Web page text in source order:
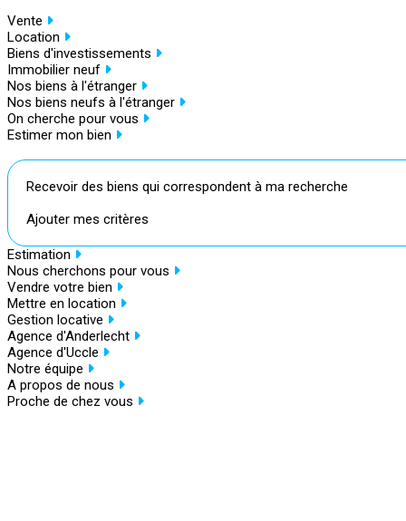
Vente
Location
Biens d'investissements
Immobilier neuf
Nos biens à l'étranger
Nos biens neufs à l'étranger
On cherche pour vous
Estimer mon bien
Recevoir des biens qui correspondent à ma recherche
Ajouter mes critères
Estimation
Nous cherchons pour vous
Vendre votre bien
Mettre en location
Gestion locative
Agence d'Anderlecht
Agence d'Uccle
Notre équipe
A propos de nous
Proche de chez vous